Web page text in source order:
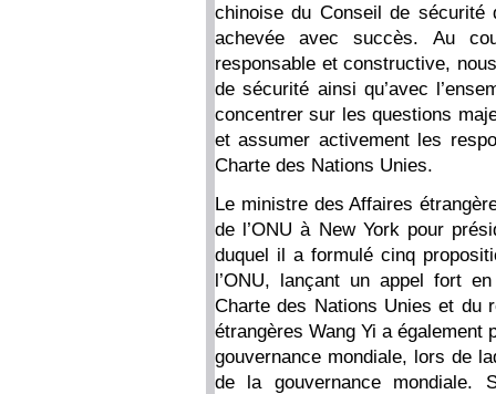
chinoise du Conseil de
achevée avec succès. Au
responsable et constructive,
de sécurité ainsi qu’avec
concentrer sur les questions
et assumer activement les
Charte des Nations Unies.
Le ministre des Affaires
de l’ONU à New York pour
duquel il a formulé cinq
l’ONU, lançant un appel fort
Charte des Nations Unies et du
étrangères Wang Yi a également
gouvernance mondiale, lors de
de la gouvernance mondiale.